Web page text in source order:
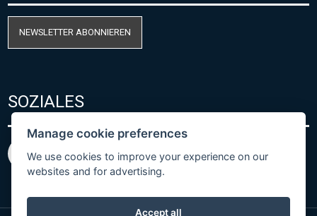
NEWSLETTER ABONNIEREN
SOZIALES
Manage cookie preferences
We use cookies to improve your experience on our
websites and for advertising.
Accept all